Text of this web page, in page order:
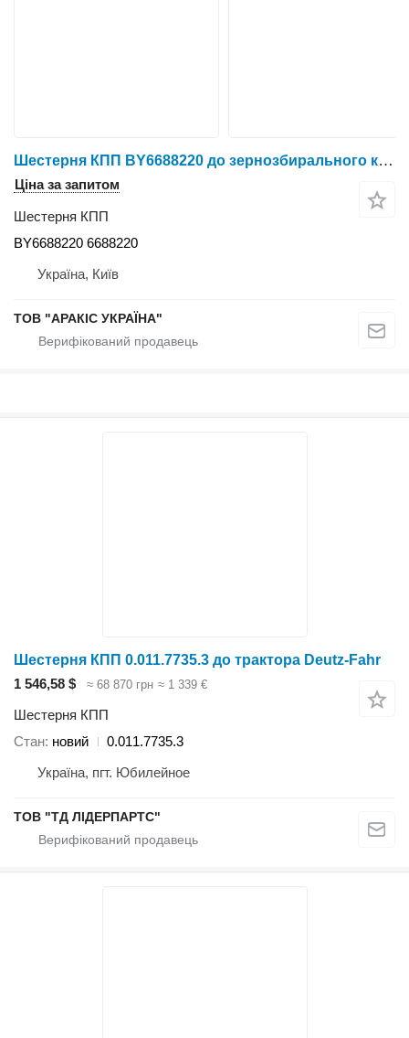
Шестерня КПП BY6688220 до зернозбирального комбайна Claas
Ціна за запитом
Шестерня КПП
BY6688220 6688220
Україна, Київ
ТОВ "АРАКІС УКРАЇНА"
Шестерня КПП 0.011.7735.3 до трактора Deutz-Fahr
1 546,58 $
≈ 68 870 грн ≈ 1 339 €
Шестерня КПП
Стан новий
0.011.7735.3
Україна, пгт. Юбилейное
ТОВ "ТД ЛІДЕРПАРТС"